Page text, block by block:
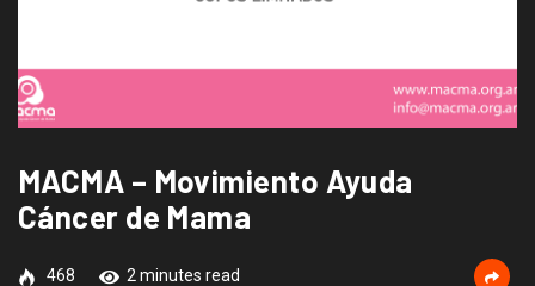
MACMA – Movimiento Ayuda
Cáncer de Mama
468 2 minutes read